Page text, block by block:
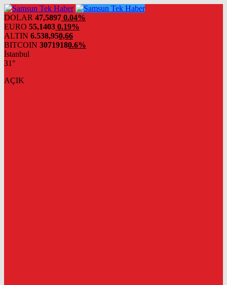
DOLAR 47,5897 0.04%
EURO 55,1403 0.19%
ALTIN 6.538,950,66
BITCOIN 30719180.6%
İstanbul
31°
AÇIK